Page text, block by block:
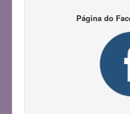
III Congresso do GEALI
Página do